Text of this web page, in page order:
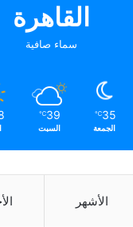
القاهرة
سماء صافية
35
℃
الجمعة
39
℃
السبت
الأشهر